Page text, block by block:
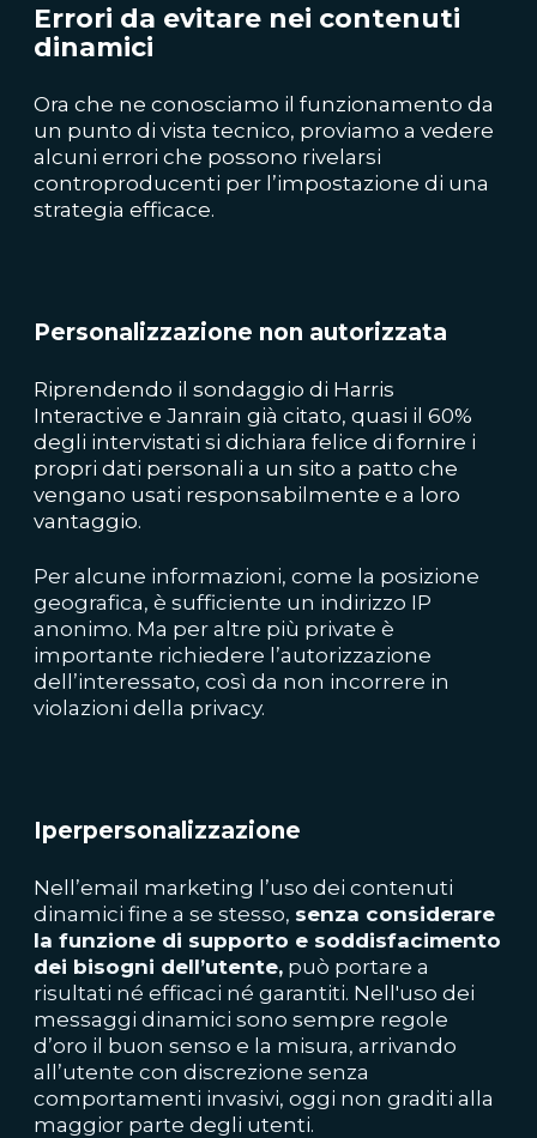
Errori da evitare nei contenuti
dinamici
Ora che ne conosciamo il funzionamento da
un punto di vista tecnico, proviamo a vedere
alcuni errori che possono rivelarsi
controproducenti per l’impostazione di una
strategia efficace.
Personalizzazione non autorizzata
Riprendendo il sondaggio di Harris
Interactive e Janrain già citato, quasi il 60%
degli intervistati si dichiara felice di fornire i
propri dati personali a un sito a patto che
vengano usati responsabilmente e a loro
vantaggio.
Per alcune informazioni, come la posizione
geografica, è sufficiente un indirizzo IP
anonimo. Ma per altre più private è
importante richiedere l’autorizzazione
dell’interessato, così da non incorrere in
violazioni della privacy.
Iperpersonalizzazione
Nell’email marketing l’uso dei contenuti
dinamici fine a se stesso, senza considerare
la funzione di supporto e soddisfacimento
dei bisogni dell’utente, può portare a
risultati né efficaci né garantiti. Nell'uso dei
messaggi dinamici sono sempre regole
d’oro il buon senso e la misura, arrivando
all’utente con discrezione senza
comportamenti invasivi, oggi non graditi alla
maggior parte degli utenti.